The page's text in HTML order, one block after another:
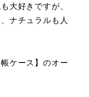
大好きですが、
ナチュラルも人
ケース】のオー